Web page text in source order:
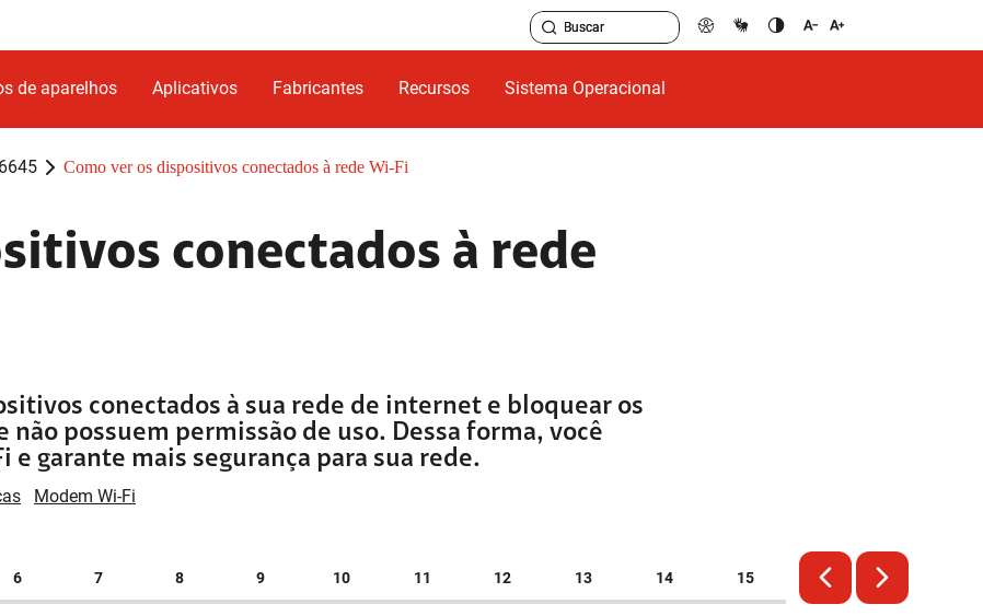
de aparelhos Aplicativos Fabricantes Recursos Sistema Operacional
Como ver os dispositivos conectados à rede Wi-Fi
conectados à rede
conectados à sua rede de internet e bloquear os
possuem permissão de uso. Dessa forma, você
e garante mais segurança para sua rede.
Modem Wi-Fi
6 7 8 9 10 11 12 13 14 15